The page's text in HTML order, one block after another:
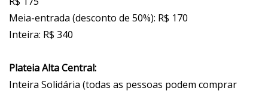
Meia-entrada (desconto de 50%): R$ 170
Inteira: R$ 340
Plateia Alta Central:
Inteira Solidária (todas as pessoas podem comprar